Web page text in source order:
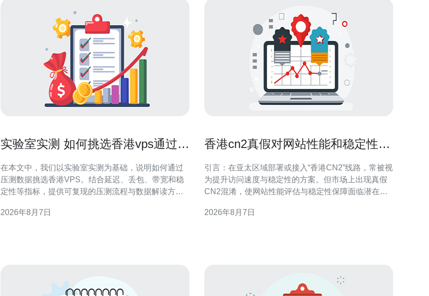
实验室实测 如何挑选香港vps通过压
在本文中，我们以实验室实测为基础，说明如何通过
压测数据挑选香港VPS。结合延迟、丢包、带宽和稳
定性等指标，提供可复现的压测流程与数据解读方
的决策。 为什么要用实验室实测挑选香港VPS 理论参
2026年8月7日
香港cn2真假对网站性能和稳定性的
引言：在亚太区域部署或接入“香港CN2”线路，常被视
为提升访问速度与稳定性的方案。但市场上出现真假
CN2混淆，使网站性能评估与稳定性保障面临潜在风
操作的防护建议，便于SEO与站点运营决策。 什么是
2026年8月7日